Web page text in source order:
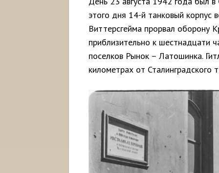
этого дня 14-й танковый корпус
Виттерсгейма прорвал оборону
приблизительно к шестнадцати
поселков Рынок – Латошинка.
километрах от Сталинградского